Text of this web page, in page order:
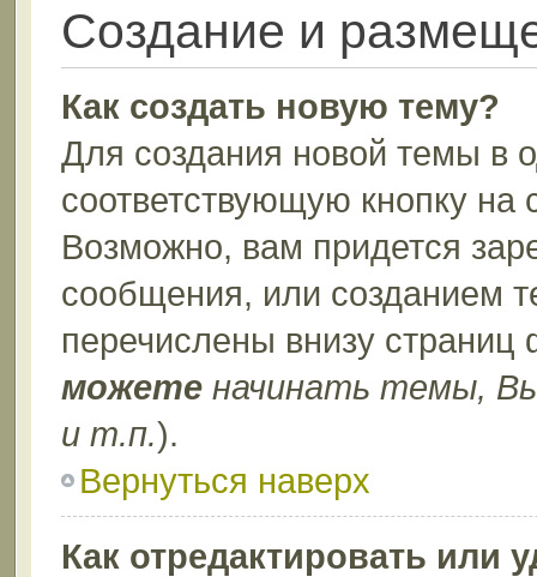
Создание и
Как создать новую тему?
Для создания новой темы в
соответствующую кнопку
Возможно, вам придется
сообщения, или созданием
перечислены внизу
можетеначинать темы,
и т.п.).
Вернуться наверх
Как отредактировать или